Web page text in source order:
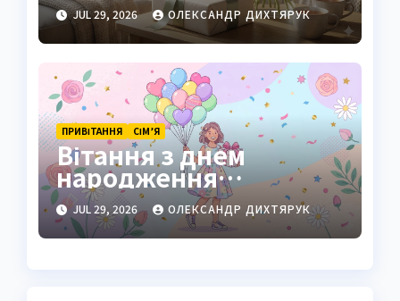
JUL 29, 2026 ОЛЕКСАНДР ДИХТЯРУК
ПРИВІТАННЯ СІМ’Я
Вітання з днем
народження
племінниці: теплі
слова, що зігріють
серце
JUL 29, 2026 ОЛЕКСАНДР ДИХТЯРУК